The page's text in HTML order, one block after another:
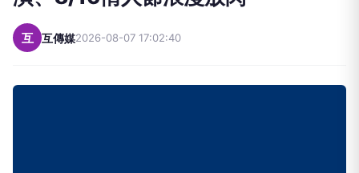
互 互傳媒2026-08-07 17:02:40